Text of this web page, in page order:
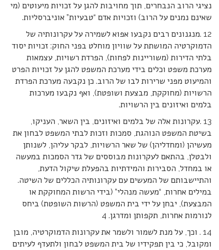
נציגי הרוב הנבחרים, תוך מחויבות להגן על זכויות מיעוטים (מי
שאינם נמנים על הרוב) וזכויות אדם “טבעיות” אוניברסליות.
12 .מנגנונים רבים נקבעו אפוא לשמירה על עקרונותיה של
הדמוקרטיה המושתת על שוויון מוחלט בפני החוק: זכויות יסוד
בלתי הדירות (משוריינות לפחות), הפרדת רשויות, עצמאות
מערכת משפט וכלים בידי מערכת המשפט להגן על זכויות הפרט
והמיעוט מפני שרירות לבו של הרוב. כן נקבעה מערכת הפרדת
הרשויות (מחוקקת, מבצעת ושופטת), ואף נקבעו מערכות
בלמים ואיזונים בין הרשויות.
13 .עקרונות אלה של בלמים ואיזונים, בין השאר, העניקו,
בשיטת המשפט הנוהגת, סמכות וזכות לבתי המשפט לבחון את
מעשיהן (ומחדליהן) של שאר הרשויות, לבקר עליהן, לשנותן
ולבטלן, בהתאם לעקרונות מבוססים של גדר הסמכות במעשה
או במחדל, הסבירות והמידתיות בהפעלת שיקול הדעת,
והתיישבותם של המעשים עם עקרונותיה הכללים של השיטה.
במילים אחרות, “מעשה מנהלי” (בידי הרשות המחוקקת או
המבצעת), יבחן על ידי בית המשפט (הרשות השופטת) ביחס
לנורמות אחרות, תקפותן ומדרגן. 4
14 . וכך, על מנת לשמור ולשמר את עקרונות הדמוקרטיה, מובן
ומקובל, כי בין תפקידיו של בית המשפט לבחון ולתעדף לעיתים